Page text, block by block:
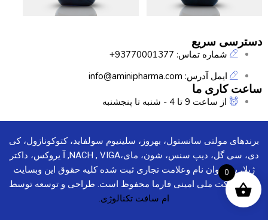
دسترسی سریع
شماره تماس: 93770001377+
ایمل آدرس: info@aminipharma.com
ساعت کاری ما
از ساعت 9 تا 4 - شنبه تا پنجشنبه
برندهای مولتی سانستول، بهروز، سلینیوم سولفاید، کتوکونازول، کی
دی، سی گل، دیپ سنس، شون، مای،NACH , VIGA, آ یروکس، داکتر
ژیلا، به عنوان نام وعلامت تجاری ثبت شده کلیه حقوق این وبسایت
برای شرکت ملی امینی فارما محفوظ است. طراحی و توسعه توسط
ام سافت تکنالوژی.
0